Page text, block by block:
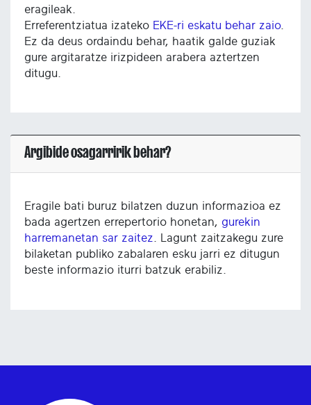
eragileak.
Erreferentziatua izateko EKE-ri eskatu behar zaio.
Ez da deus ordaindu behar, haatik galde guziak
gure argitaratze irizpideen arabera aztertzen
ditugu.
Argibide osagarririk behar?
Eragile bati buruz bilatzen duzun informazioa ez
bada agertzen errepertorio honetan, gurekin
harremanetan sar zaitez . Lagunt zaitzakegu zure
bilaketan publiko zabalaren esku jarri ez ditugun
beste informazio iturri batzuk erabiliz.